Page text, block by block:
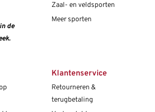
de
Zaal- en veldsporten
Meer sporten
Klantenservice
Retourneren &
terugbetaling